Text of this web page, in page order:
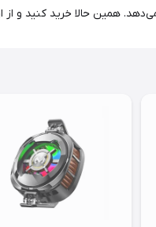
همین حالا خرید کنید و از